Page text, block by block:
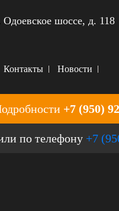
Одоевское шоссе, д. 118
Контакты Новости
+7 (950)
по телефону +7